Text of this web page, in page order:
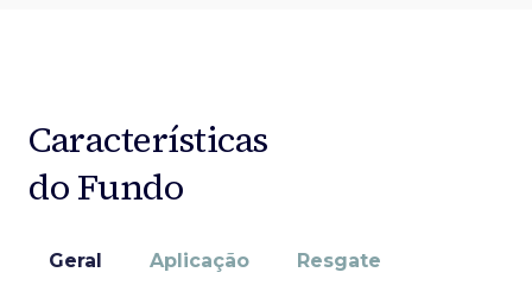
Características
do Fundo
Geral Aplicação Resgate